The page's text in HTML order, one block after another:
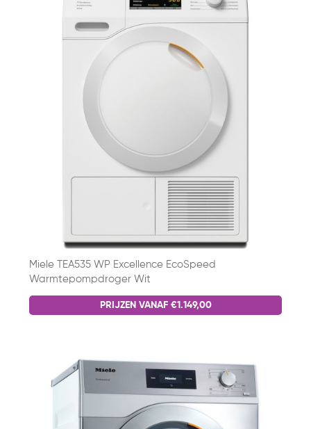
Miele TEA535 WP Excellence EcoSpeed
Warmtepompdroger Wit
PRIJZEN VANAF €1.149,00